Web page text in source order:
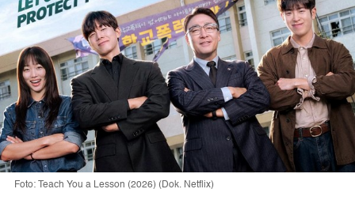
Foto: Teach You a Lesson (2026) (Dok. Netflix)